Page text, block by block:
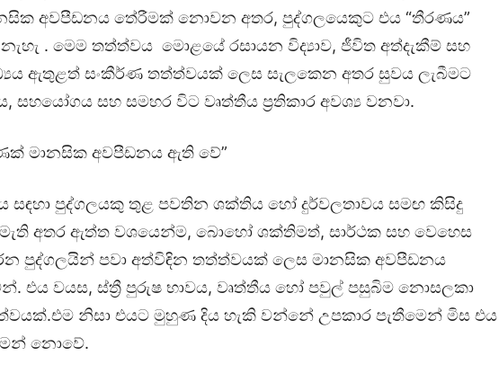
අවපීඩනය තේරීමක් නොවන අතර, පුද්ගලයෙකුට එය “තීරණය”
. මෙම තත්ත්වය මොළයේ රසායන විද්‍යාව, ජීවිත අත්දැකීම් සහ
ඇතුළත් සංකීර්ණ තත්ත්වයක් ලෙස සැලකෙන අතර සුවය ලැබීමට
සහයෝගය සහ සමහර විට වෘත්තීය ප්‍රතිකාර අවශ්‍ය වනවා.
මානසික අවපීඩනය ඇති වේ”
සඳහා පුද්ගලයකු තුළ පවතින ශක්තිය හෝ දුර්වලතාවය සමඟ කිසිදු
අතර ඇත්ත වශයෙන්ම, බොහෝ ශක්තිමත්, සාර්ථක සහ වෙහෙස
පුද්ගලයින් පවා අත්විඳින තත්ත්වයක් ලෙස මානසික අවපීඩනය
එය වයස, ස්ත්‍රී පුරුෂ භාවය, වෘත්තීය හෝ පවුල් පසුබිම නොසලකා
නිසා එයට මුහුණ දිය හැකි වන්නේ උපකාර පැතීමෙන් මිස එය
නොවේ.